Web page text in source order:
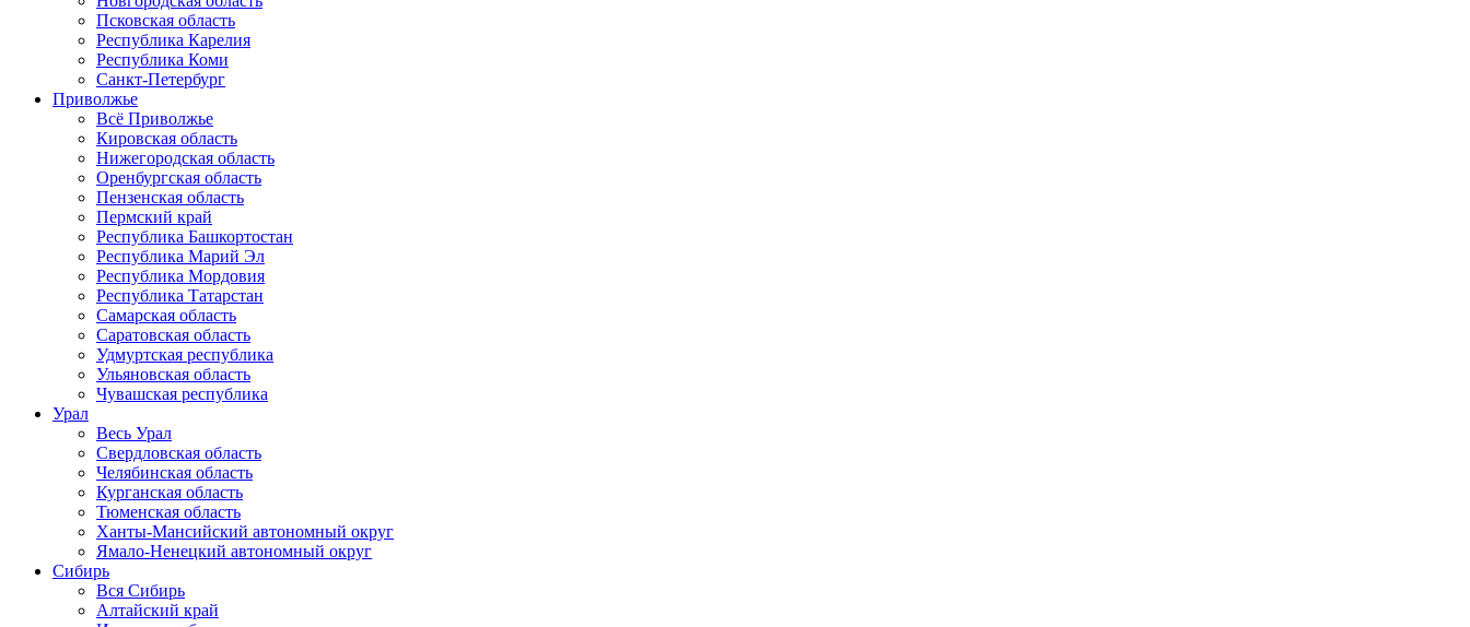
Псковская область
Республика Карелия
Республика Коми
Санкт-Петербург
Приволжье
Всё Приволжье
Кировская область
Нижегородская область
Оренбургская область
Пензенская область
Пермский край
Республика Башкортостан
Республика Марий Эл
Республика Мордовия
Республика Татарстан
Самарская область
Саратовская область
Удмуртская республика
Ульяновская область
Чувашская республика
Урал
Весь Урал
Свердловская область
Челябинская область
Курганская область
Тюменская область
Ханты-Мансийский автономный округ
Ямало-Ненецкий автономный округ
Сибирь
Вся Сибирь
Алтайский край